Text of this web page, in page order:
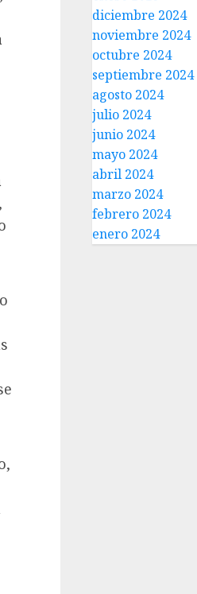
diciembre 2024
noviembre 2024
octubre 2024
septiembre 2024
agosto 2024
julio 2024
junio 2024
mayo 2024
abril 2024
marzo 2024
febrero 2024
enero 2024